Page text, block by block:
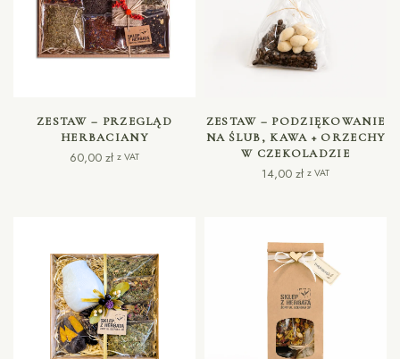
DODAJ DO KOSZYKA
ZESTAW – PRZEGLĄD
HERBACIANY
60,00 zł z VAT
DODAJ DO KOSZYKA
ZESTAW – PODZIĘKOWANIE
NA ŚLUB, KAWA + ORZECHY
W CZEKOLADZIE
14,00 zł z VAT